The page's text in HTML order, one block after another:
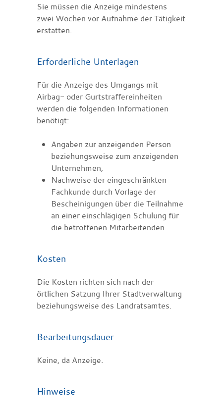
Sie müssen die Anzeige mindestens
zwei Wochen vor Aufnahme der Tätigkeit
erstatten.
Erforderliche Unterlagen
Für die Anzeige des Umgangs mit
Airbag- oder Gurtstraffereinheiten
werden die folgenden Informationen
benötigt:
Angaben zur anzeigenden Person
beziehungsweise zum anzeigenden
Unternehmen,
Nachweise der eingeschränkten
Fachkunde durch Vorlage der
Bescheinigungen über die Teilnahme
an einer einschlägigen Schulung für
die betroffenen Mitarbeitenden.
Kosten
Die Kosten richten sich nach der
örtlichen Satzung Ihrer Stadtverwaltung
beziehungsweise des Landratsamtes.
Bearbeitungsdauer
Keine, da Anzeige.
Hinweise